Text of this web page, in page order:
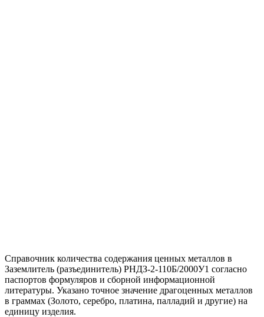
Справочник количества содержания ценных металлов в
Заземлитель (разъединитель) РНДЗ-2-110Б/2000У1 согласно
паспортов формуляров и сборной информационной
литературы. Указано точное значение драгоценных металлов
в граммах (Золото, серебро, платина, палладий и другие) на
единицу изделия.